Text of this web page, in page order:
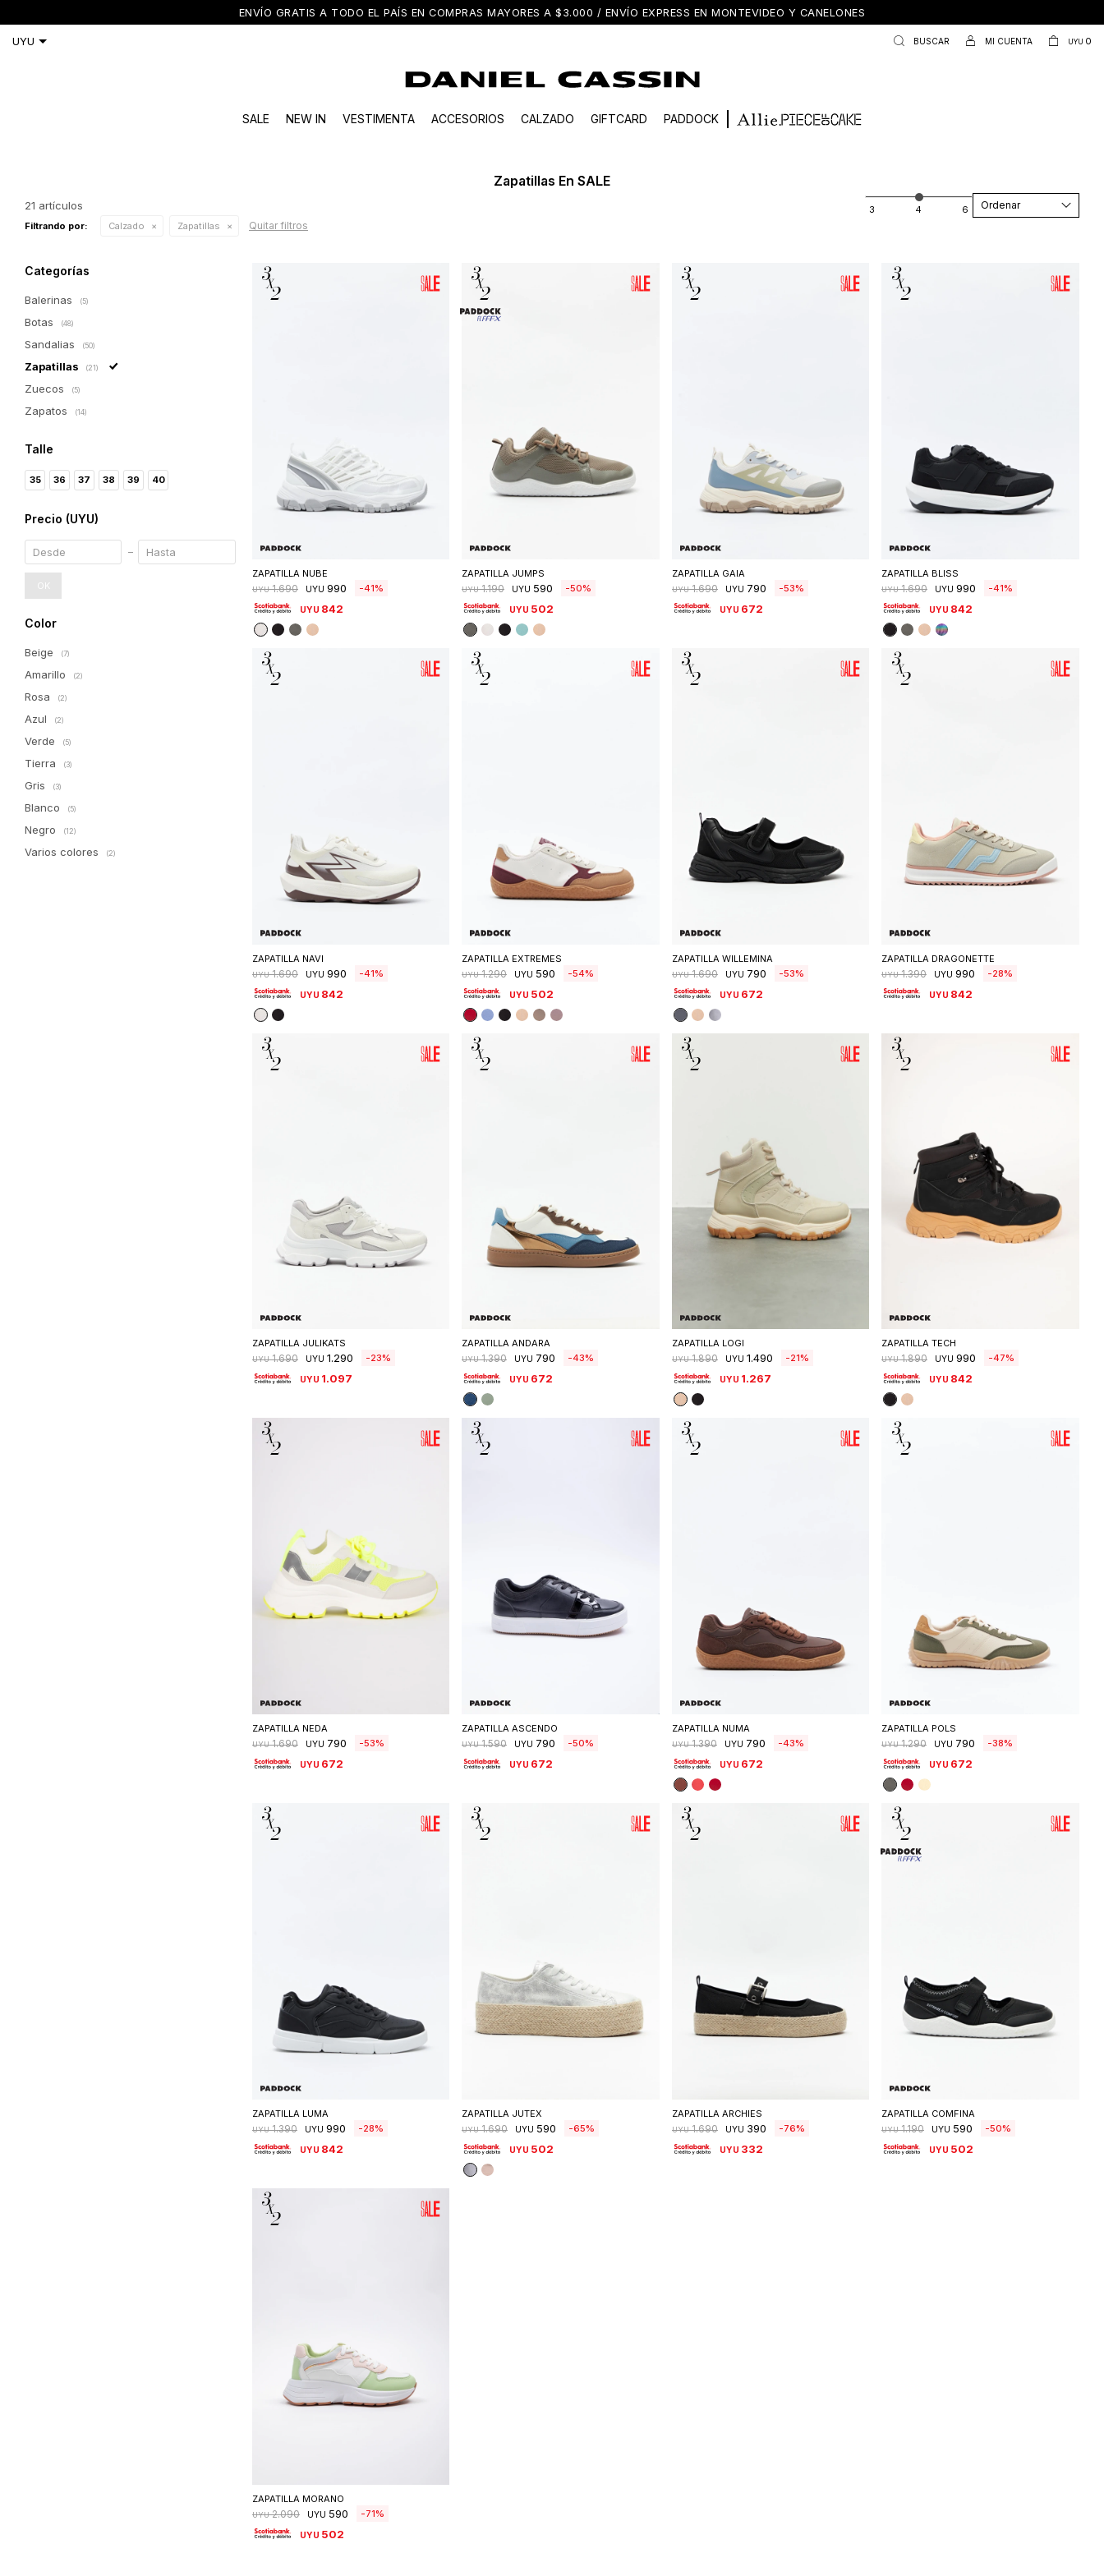
ENVÍO GRATIS A TODO EL PAÍS EN COMPRAS MAYORES A $3.000 / ENVÍO EXPRESS EN MONTEVIDEO Y CANELONES
SALE NEW IN VESTIMENTA ACCESORIOS CALZADO GIFTCARD PADDOCK
UYU 0
Zapatillas En SALE
21 artículos Recomendados
Filtrando por: Calzado Zapatillas Quitar filtros
ZAPATILLA NUBE
UYU 1.690 UYU 990 41
UYU 842
ZAPATILLA JUMPS
UYU 1.190 UYU 590 50
UYU 502
ZAPATILLA GAIA
UYU 1.690 UYU 790 53
UYU 672
ZAPATILLA BLISS
UYU 1.690 UYU 990 41
UYU 842
ZAPATILLA NAVI
UYU 1.690 UYU 990 41
UYU 842
ZAPATILLA EXTREMES
UYU 1.290 UYU 590 54
UYU 502
ZAPATILLA WILLEMINA
UYU 1.690 UYU 790 53
UYU 672
ZAPATILLA DRAGONETTE
UYU 1.390 UYU 990 28
UYU 842
ZAPATILLA JULIKATS
UYU 1.690 UYU 1.290 23
UYU 1.097
ZAPATILLA ANDARA
UYU 1.390 UYU 790 43
UYU 672
ZAPATILLA LOGI
UYU 1.890 UYU 1.490 21
UYU 1.267
ZAPATILLA TECH
UYU 1.890 UYU 990 47
UYU 842
ZAPATILLA NEDA
UYU 1.690 UYU 790 53
UYU 672
ZAPATILLA ASCENDO
UYU 1.590 UYU 790 50
UYU 672
ZAPATILLA NUMA
UYU 1.390 UYU 790 43
UYU 672
ZAPATILLA POLS
UYU 1.290 UYU 790 38
UYU 672
ZAPATILLA LUMA
UYU 1.390 UYU 990 28
UYU 842
ZAPATILLA JUTEX
UYU 1.690 UYU 590 65
UYU 502
ZAPATILLA ARCHIES
UYU 1.690 UYU 390 76
UYU 332
ZAPATILLA COMFINA
UYU 1.190 UYU 590 50
UYU 502
ZAPATILLA MORANO
UYU 2.090 UYU 590 71
UYU 502
Categorías
Balerinas (5)
Botas (48)
Sandalias (50)
Zapatillas (21)
Zuecos (5)
Zapatos (14)
Talle
35 36 37 38 39 40
Precio (UYU)
OK
Color
Beige (7)
Amarillo (2)
Rosa (2)
Azul (2)
Verde (5)
Tierra (3)
Gris (3)
Blanco (5)
Negro (12)
Varios colores (2)